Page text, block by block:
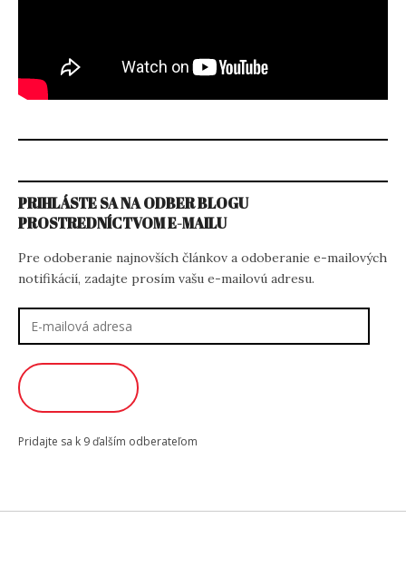
PRIHLÁSTE SA NA ODBER BLOGU
PROSTREDNÍCTVOM E-MAILU
Pre odoberanie najnovších článkov a odoberanie e-mailových
notifikácií, zadajte prosím vašu e-mailovú adresu.
adresa
Pridajte sa k 9 ďalším odberateľom